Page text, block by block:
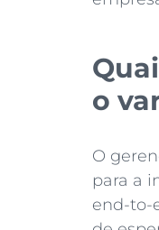
o
O
para a
end-to-